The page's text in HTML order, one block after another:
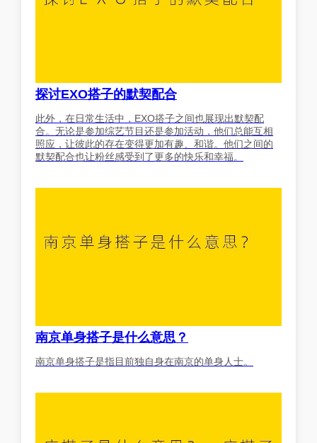
探讨EXO搭子的默契配合
此外，在日常生活中，EXO搭子之间也展现出默契配
合。无论是参加综艺节目还是参加活动，他们总能互相
照应，让彼此的存在变得更加有趣、和谐。他们之间的
默契配合也让粉丝感受到了更多的快乐和幸福。
南京单身搭子是什么意思？
南京单身搭子是指目前独自身在南京的单身人士。